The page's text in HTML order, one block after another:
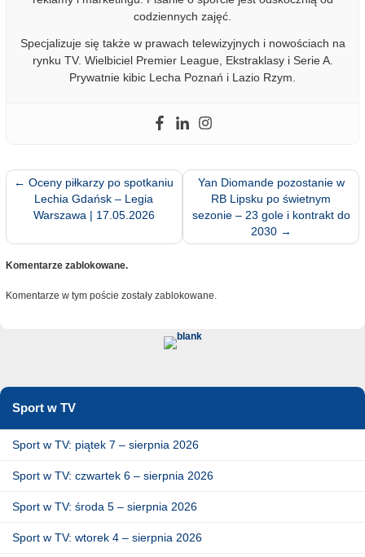
codziennych zajęć.
Specjalizuje się także w prawach telewizyjnych i nowościach na
rynku TV. Wielbiciel Premier League, Ekstraklasy i Serie A.
Prywatnie kibic Lecha Poznań i Lazio Rzym.
← Oceny piłkarzy po spotkaniu
Lechia Gdańsk – Legia
Warszawa | 17.05.2026
Yan Diomande pozostanie w
RB Lipsku po świetnym
sezonie – 23 gole i kontrakt do
2030 →
Komentarze zablokowane.
Komentarze w tym poście zostały zablokowane.
Sport w TV
Sport w TV: piątek 7 – sierpnia 2026
Sport w TV: czwartek 6 – sierpnia 2026
Sport w TV: środa 5 – sierpnia 2026
Sport w TV: wtorek 4 – sierpnia 2026